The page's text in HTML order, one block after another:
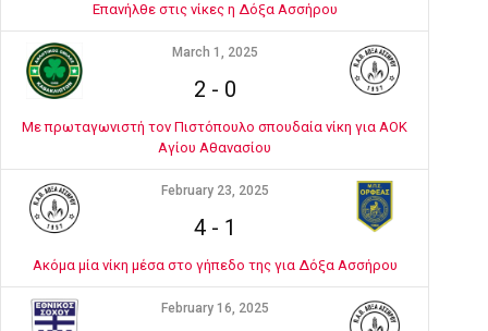
Επανήλθε στις νίκες η Δόξα Ασσήρου
March 1, 2025
2 - 0
Με πρωταγωνιστή τον Πιστόπουλο σπουδαία νίκη για ΑΟΚ
Αγίου Αθανασίου
February 23, 2025
4- 1
Ακόμα μία νίκη μέσα στο γήπεδο της για Δόξα Ασσήρου
February 16, 2025